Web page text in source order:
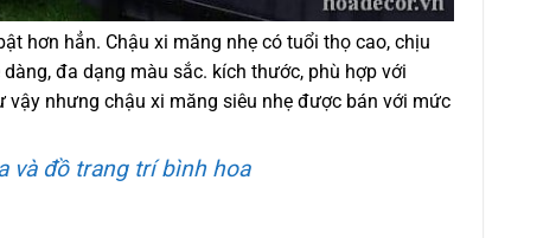
hơn hẳn. Chậu xi măng nhẹ có tuổi thọ cao, chịu
đa dạng màu sắc. kích thước, phù hợp với
nhưng chậu xi măng siêu nhẹ được bán với mức
và đồ trang trí bình hoa